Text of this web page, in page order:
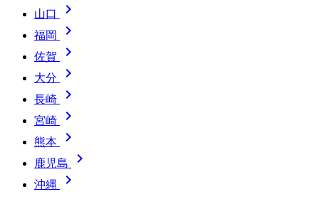
山口 
福岡 
佐賀 
大分 
長崎 
宮崎 
熊本 
鹿児島 
沖縄
